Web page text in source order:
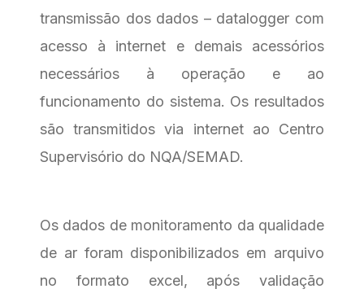
transmissão dos dados – datalogger com
acesso à internet e demais acessórios
necessários à operação e ao
funcionamento do sistema. Os resultados
são transmitidos via internet ao Centro
Supervisório do NQA/SEMAD.
Os dados de monitoramento da qualidade
de ar foram disponibilizados em arquivo
no formato excel, após validação